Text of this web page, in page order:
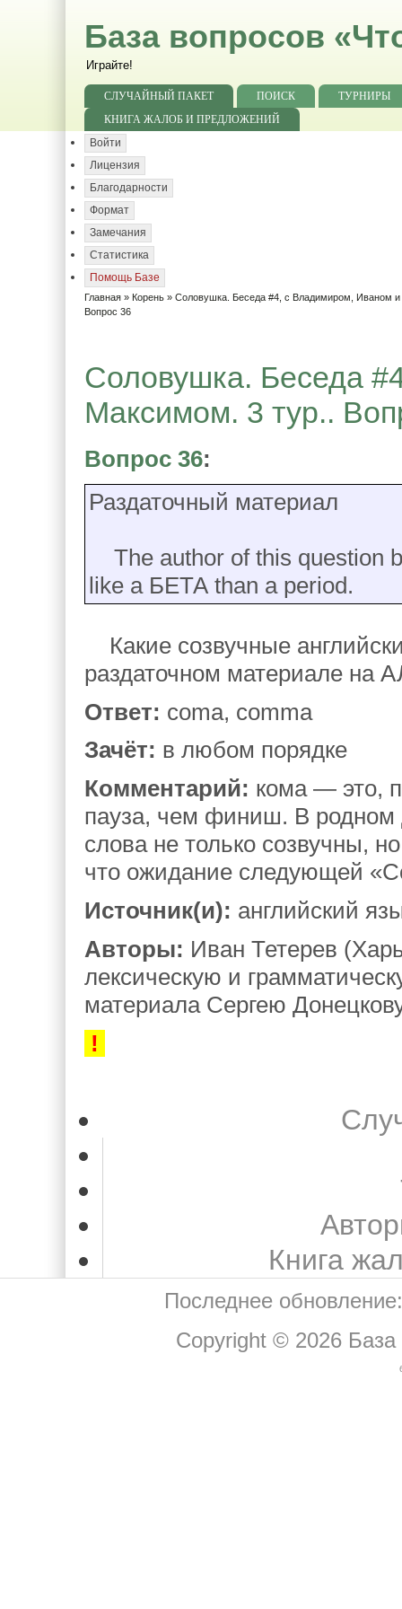
База вопросов
Играйте!
СЛУЧАЙНЫЙ ПАКЕТ ПОИСК
ТУРНИРЫ
КНИГА ЖАЛОБ И ПРЕДЛОЖЕНИЙ
Войти
Лицензия
Благодарности
Формат
Замечания
Статистика
Помощь Базе
Главная » Корень » Соловушка. Беседа #4, с Владимиром, Иваном
Вопрос 36
Соловушка. Беседа
Максимом. 3 тур..
Вопрос 36:
Раздаточный материал
The author of this question
like a БЕТА than a period.
Какие созвучные
раздаточном материале на
Ответ: coma, comma
Зачёт: в любом порядке
Комментарий: кома — это,
пауза, чем финиш. В родном
слова не только созвучны,
что ожидание следующей
Источник(и): английский
Авторы: Иван Тетерев
лексическую и
материала Сергею
!
Книга
Последнее
Copyright © 2026 База